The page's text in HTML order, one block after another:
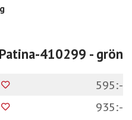
Patina-410299 - grön
595:-
935:-